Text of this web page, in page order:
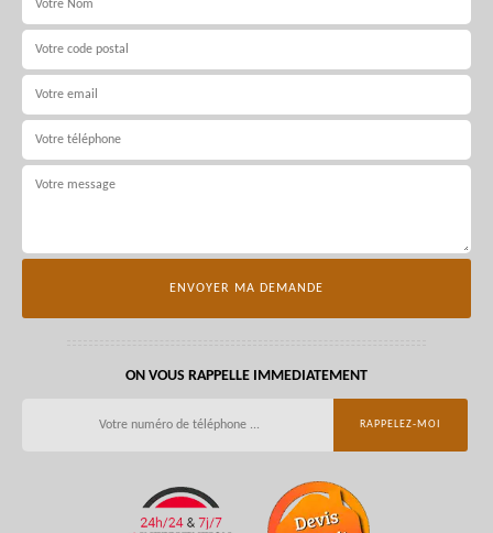
ON VOUS RAPPELLE IMMEDIATEMENT